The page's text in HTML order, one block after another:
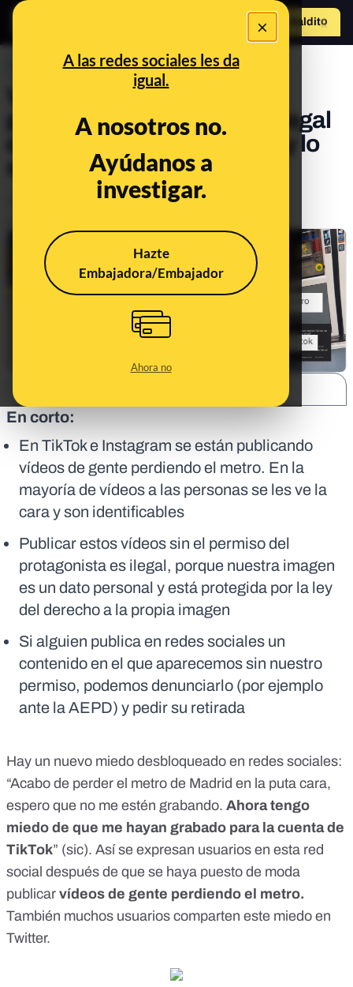
×
A las redes sociales les da
igual.
A nosotros no.
Ayúdanos a
investigar.
Hazte
Embajadora/Embajador
Ahora no
Hazte Maldito
PREBUNKING
Vídeos virales de gente
perdiendo el metro: no es legal
que te graben sin permiso y lo
suban a una red social
En corto:
En TikTok e Instagram se están publicando
vídeos de gente perdiendo el metro. En la
mayoría de vídeos a las personas se les ve la
cara y son identificables
Publicar estos vídeos sin el permiso del
protagonista es ilegal, porque nuestra imagen
es un dato personal y está protegida por la ley
del derecho a la propia imagen
Si alguien publica en redes sociales un
contenido en el que aparecemos sin nuestro
permiso, podemos denunciarlo (por ejemplo
ante la AEPD) y pedir su retirada
Hay un nuevo miedo desbloqueado en redes sociales:
“Acabo de perder el metro de Madrid en la puta cara,
espero que no me estén grabando. Ahora tengo
miedo de que me hayan grabado para la cuenta de
TikTok” (sic). Asíse expresan usuarios en esta red
social después de que se haya puesto de moda
publicar vídeos de gente perdiendo el metro.
También muchos usuarios comparten este miedo en
Twitter.